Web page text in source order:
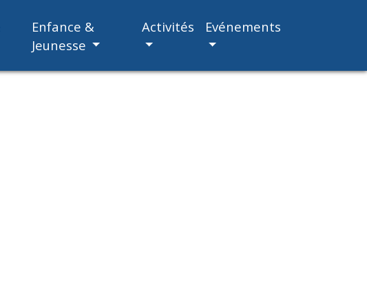
Enfance &
Jeunesse
Activités Evénements